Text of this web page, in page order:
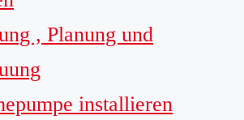
, Planung und
installieren